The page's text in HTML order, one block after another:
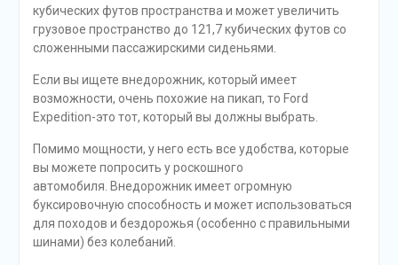
кубических футов пространства и может увеличить
грузовое пространство до 121,7 кубических футов со
сложенными пассажирскими сиденьями.
Если вы ищете внедорожник, который имеет
возможности, очень похожие на пикап, то Ford
Expedition-это тот, который вы должны выбрать.
Помимо мощности, у него есть все удобства, которые
вы можете попросить у роскошного
автомобиля. Внедорожник имеет огромную
буксировочную способность и может использоваться
для походов и бездорожья (особенно с правильными
шинами) без колебаний.